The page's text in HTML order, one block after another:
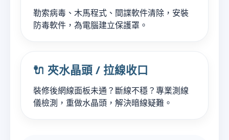
勒索病毒、木馬程式、間諜軟件清除，安裝
防毒軟件，為電腦建立保護罩。
🔌 夾水晶頭 / 拉線收口
裝修後網線面板未通？斷線不穩？專業測線
儀檢測，重做水晶頭，解決暗線疑難。